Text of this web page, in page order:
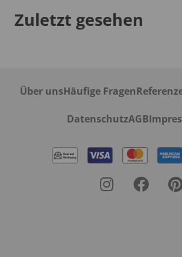
Zuletzt gesehen
Über unsHäufige Fragen
DatenschutzAGB